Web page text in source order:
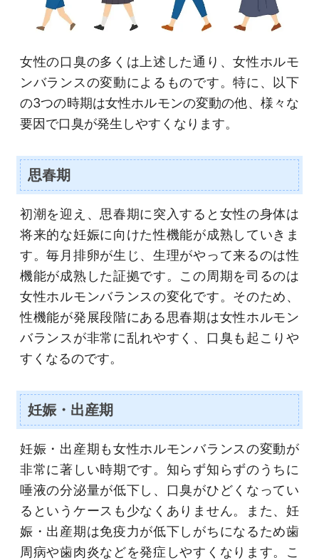
女性の口臭の多くは上述した通り、女性ホルモ
ンバランスの変動によるものです。特に、以下
の3つの時期は女性ホルモンの変動の他、様々な
要因で口臭が発生しやすくなります。
思春期
初潮を迎え、思春期に突入すると女性の身体は
将来的な妊娠に向けた性機能が成熟していきま
す。毎月排卵が生じ、生理がやって来るのは性
機能が成熟した証拠です。この周期を司るのは
女性ホルモンバランスの変化です。そのため、
性機能が発展段階にある思春期は女性ホルモン
バランスが非常に乱れやすく、口臭も起こりや
すくなるのです。
妊娠・出産期
妊娠・出産期も女性ホルモンバランスの変動が
非常に著しい時期です。知らず知らずのうちに
唾液の分泌量が低下し、口臭がひどくなってい
るというケースも少なくありません。また、妊
娠・出産期は免疫力が低下しがちになるため歯
周病や歯肉炎などを発症しやすくなります。こ